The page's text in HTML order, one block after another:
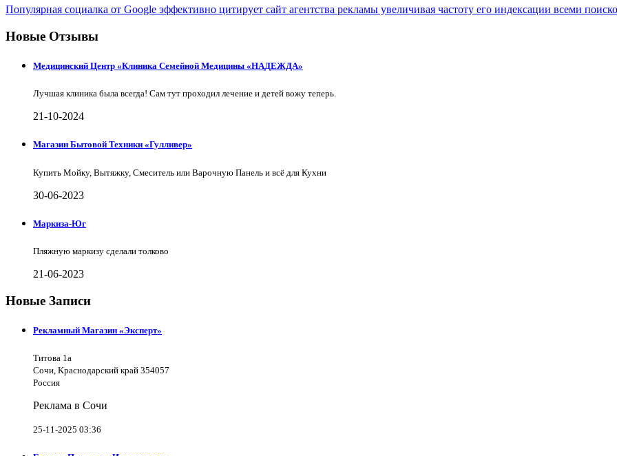
Популярная социалка от Google эффективно цитирует сайт агентства рекламы увеличивая частоту его индексации всеми
Новые Отзывы
Медицинский Центр «Клиника Семейной Медицины «НАДЕЖДА»
Лучшая клиника была всегда! Сам тут проходил лечение и детей вожу теперь.
21-10-2024
Магазин Бытовой Техники «Гулливер»
Купить Мойку, Вытяжку, Смеситель или Варочную Панель и всё для Кухни
30-06-2023
Маркиза-Юг
Пляжную маркизу сделали толково
21-06-2023
Новые Записи
Рекламный Магазин «Эксперт»
Титова 1а
Сочи, Краснодарский край 354057
Россия
Реклама в Сочи
25-11-2025 03:36